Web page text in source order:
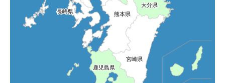
長崎県
長崎県 熊本県
熊本県
大分県
大分県
宮崎県
宮崎県
鹿児島県
鹿児島県